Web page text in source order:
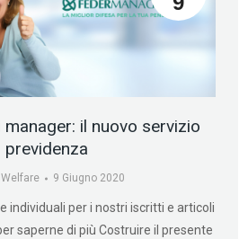
manager: il nuovo servizio
previdenza
Welfare 9 Giugno 2020
individuali per i nostri iscritti e articoli
saperne di più Costruire il presente